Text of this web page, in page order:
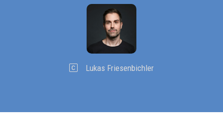
Lukas Friesenbichler